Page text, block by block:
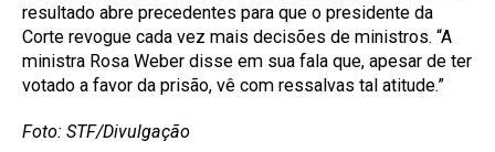
resultado abre precedentes para que o presidente da
Corte revogue cada vez mais decisões de ministros. “A
ministra Rosa Weber disse em sua fala que, apesar de ter
votado a favor da prisão, vê com ressalvas tal atitude.”
Foto: STF/Divulgação